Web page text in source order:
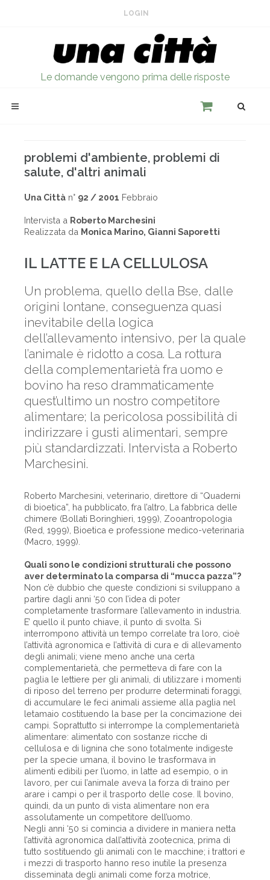
LOGIN
Le domande vengono prima delle risposte
problemi d'ambiente, problemi di
salute, d'altri animali
Una Città n° 92 / 2001 Febbraio
Intervista a Roberto Marchesini
Realizzata da Monica Marino, Gianni Saporetti
IL LATTE E LA CELLULOSA
Un problema, quello della Bse, dalle
origini lontane, conseguenza quasi
inevitabile della logica
dell’allevamento intensivo, per la quale
l’animale è ridotto a cosa. La rottura
della complementarietà fra uomo e
bovino ha reso drammaticamente
quest’ultimo un nostro competitore
alimentare; la pericolosa possibilità di
indirizzare i gusti alimentari, sempre
più standardizzati. Intervista a Roberto
Marchesini.
Roberto Marchesini, veterinario, direttore di “Quaderni
di bioetica”, ha pubblicato, fra l’altro, La fabbrica delle
chimere (Bollati Boringhieri, 1999), Zooantropologia
(Red, 1999), Bioetica e professione medico-veterinaria
(Macro, 1999).
Quali sono le condizioni strutturali che possono
aver determinato la comparsa di “mucca pazza”?
Non c’è dubbio che queste condizioni si sviluppano a
partire dagli anni ‘50 con l’idea di poter
completamente trasformare l’allevamento in industria.
E’ quello il punto chiave, il punto di svolta. Si
interrompono attività un tempo correlate tra loro, cioè
l’attività agronomica e l’attività di cura e di allevamento
degli animali; viene meno anche una certa
complementarietà, che permetteva di fare con la
paglia le lettiere per gli animali, di utilizzare i momenti
di riposo del terreno per produrre determinati foraggi,
di accumulare le feci animali assieme alla paglia nel
letamaio costituendo la base per la concimazione dei
campi. Soprattutto si interrompe la complementarietà
alimentare: alimentato con sostanze ricche di
cellulosa e di lignina che sono totalmente indigeste
per la specie umana, il bovino le trasformava in
alimenti edibili per l’uomo, in latte ad esempio, o in
lavoro, per cui l’animale aveva la forza di traino per
arare i campi o per il trasporto delle cose. Il bovino,
quindi, da un punto di vista alimentare non era
assolutamente un competitore dell’uomo.
Negli anni ‘50 si comincia a dividere in maniera netta
l’attività agronomica dall’attività zootecnica, prima di
tutto sostituendo gli animali con le macchine; i trattori e
i mezzi di trasporto hanno reso inutile la presenza
disseminata degli animali come forza motrice,